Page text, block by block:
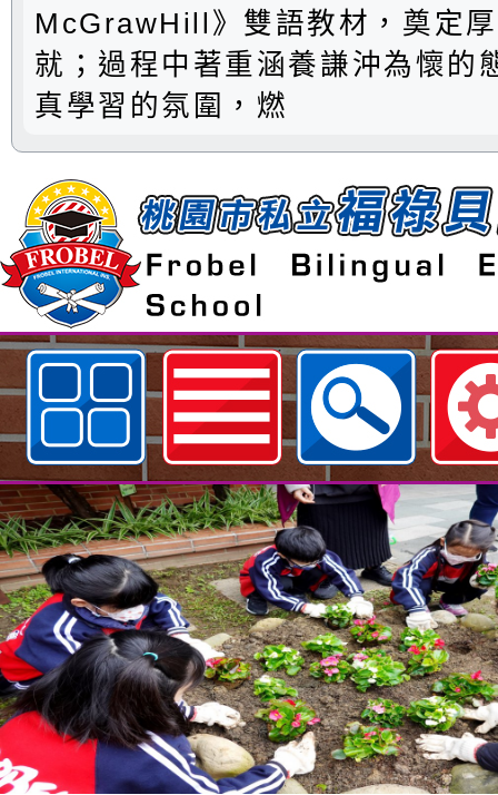
McGrawHill》雙語教材，奠定
就；過程中著重涵養謙沖為懷的
真學習的氛圍，燃
歡迎參觀：neilfiestyc佈景設計者
hsu網站